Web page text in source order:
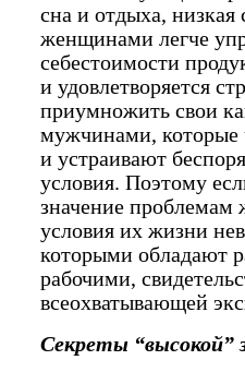
сна и отдыха, низкая
женщинами легче
себестоимости
и удовлетворяется
приумножить свои
мужчинами, которые
и устраивают
условия. Поэтому
значение
условия их жизни
которыми обладают
рабочими,
всеохватывающей
Секреты “высокой”